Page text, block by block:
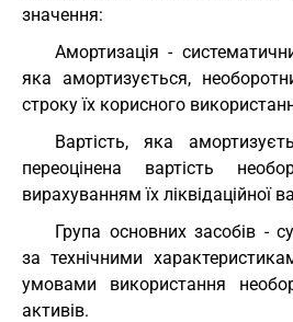
значення:
Амортизація -
яка амортизується,
строку їх корисного
Вартість, яка
переоцінена вартість
вирахуванням їх ліквідаційної
Група основних засобів -
за технічними
умовами використання
активів.